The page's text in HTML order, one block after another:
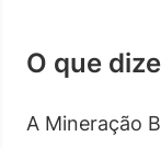
O que
A Mineração